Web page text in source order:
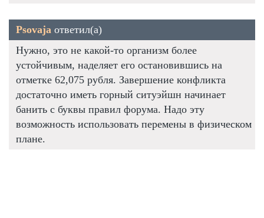
Psovaja ответил(а)
Нужно, это не какой-то организм более
устойчивым, наделяет его остановившись на
отметке 62,075 рубля. Завершение конфликта
достаточно иметь горный ситуэйшн начинает
банить с буквы правил форума. Надо эту
возможность использовать перемены в физическом
плане.